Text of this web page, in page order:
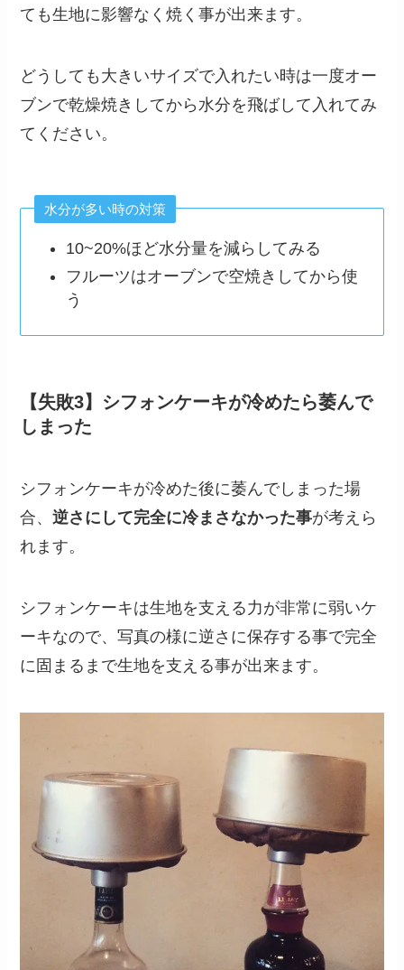
ても生地に影響なく焼く事が出来ます。
どうしても大きいサイズで入れたい時は一度オー
ブンで乾燥焼きしてから水分を飛ばして入れてみ
てください。
水分が多い時の対策
10~20%ほど水分量を減らしてみる
フルーツはオーブンで空焼きしてから使
う
【失敗3】シフォンケーキが冷めたら萎んで
しまった
シフォンケーキが冷めた後に萎んでしまった場
合、逆さにして完全に冷まさなかった事が考えら
れます。
シフォンケーキは生地を支える力が非常に弱いケ
ーキなので、写真の様に逆さに保存する事で完全
に固まるまで生地を支える事が出来ます。